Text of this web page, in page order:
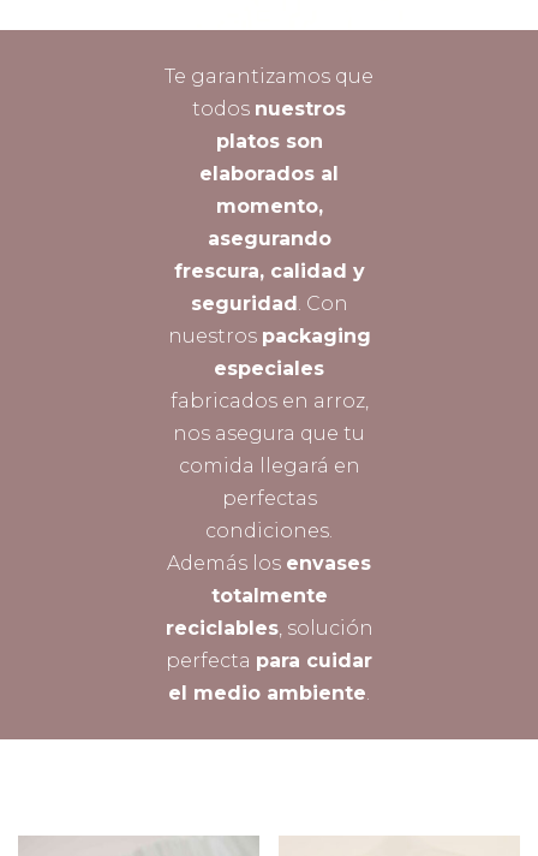
Te garantizamos que
todos nuestros
platos son
elaborados al
momento,
asegurando
frescura, calidad y
seguridad . Con
nuestros packaging
especiales
fabricados en arroz,
nos asegura que tu
comida llegará en
perfectas
condiciones.
Además los envases
totalmente
reciclables, solución
perfecta para cuidar
el medio ambiente